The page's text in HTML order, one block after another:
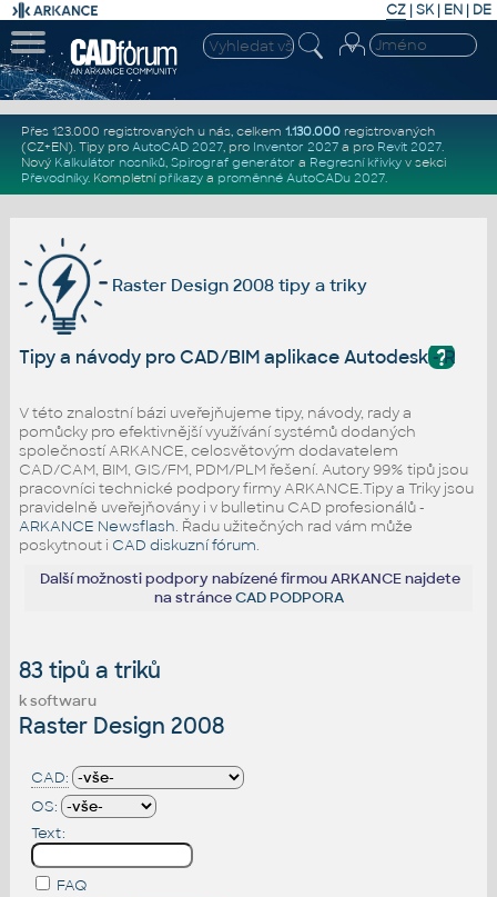
CZ | SK| EN | DE
Přes 123.000 registrovaných u nás, celkem 1.130.000registrovaných
(CZ+EN). Tipy pro AutoCAD 2027, pro Inventor 2027a pro Revit 2027.
Nový Kalkulátor nosníků, Spirograf generátor a Regresní křivkyv sekci
Převodníky. Kompletní příkazya proměnné AutoCADu 2027.
Raster Design 2008 tipy a triky
?
Tipy a návody pro CAD/BIM aplikace Autodesk -
V této znalostní bázi uveřejňujeme tipy, návody, rady a
pomůcky pro efektivnější využívání systémů dodaných
společností ARKANCE, celosvětovým dodavatelem
CAD/CAM, BIM, GIS/FM, PDM/PLM řešení. Autory 99% tipů jsou
pracovníci technické podpory firmy ARKANCE.Tipy a Triky jsou
pravidelně uveřejňovány i v bulletinu CAD profesionálů -
ARKANCE Newsflash. Řadu užitečných rad vám může
poskytnout i CAD diskuzní fórum.
Další možnosti podpory nabízené firmou ARKANCE najdete
na stránceCAD PODPORA
83 tipů a triků
k softwaru
Raster Design 2008
CAD:
OS:
Text:
FAQ